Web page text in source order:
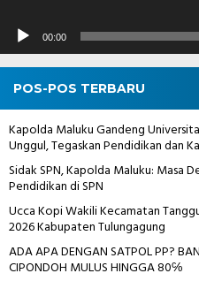
00:00
POS-POS TERBARU
Kapolda Maluku Gandeng
Unggul, Tegaskan Pendidikan dan
Sidak SPN, Kapolda Maluku: Masa
Pendidikan di SPN
Ucca Kopi Wakili Kecamatan
2026 Kabupaten Tulungagung
ADA APA DENGAN SATPOL PP?
CIPONDOH MULUS HINGGA 80℅